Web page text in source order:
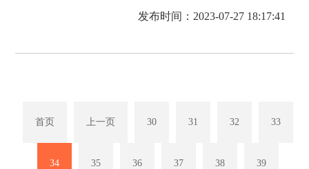
的方式来提升顾客的订餐体验，并吸引更多用户
发布时间：2023-07-27 18:17:41
首页 上一页 30 31 32 33
34 35 36 37 38 39